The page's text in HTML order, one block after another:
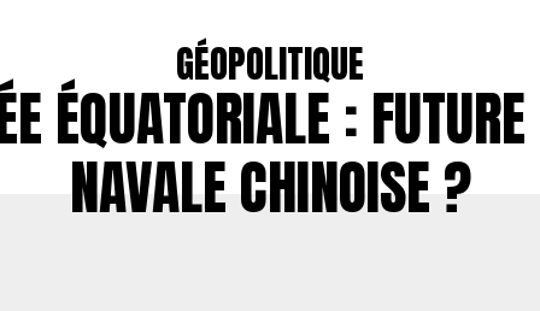
GÉOPOLITIQUE
ÉQUATORIALE :
NAVALE CHINOISE ?